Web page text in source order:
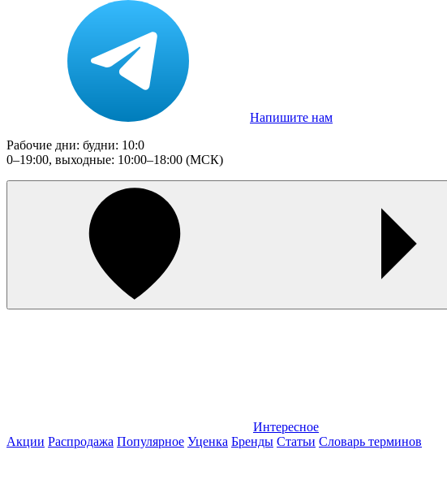
Напишите нам
Рабочие дни: будни: 10:0
0–19:00, выходные: 10:00–18:00 (МСК)
Интересное
Акции Распродажа Популярное Уценка Бренды Статьи Словарь терминов